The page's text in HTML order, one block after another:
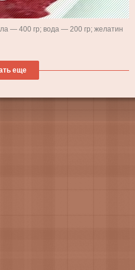
— 400 гр; вода — 200 гр; желатин
еще